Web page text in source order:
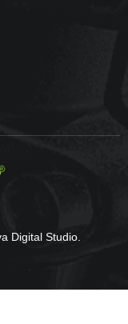
Digital Studio.